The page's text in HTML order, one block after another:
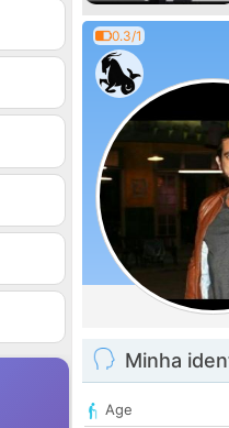
0.3/1
Minha
Age